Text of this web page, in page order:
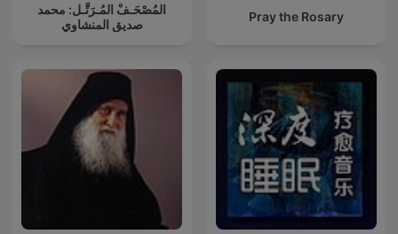
المُصْحَـفْ المُـرَتَّـل: محمد
صديق المنشاوي
Pray the Rosary